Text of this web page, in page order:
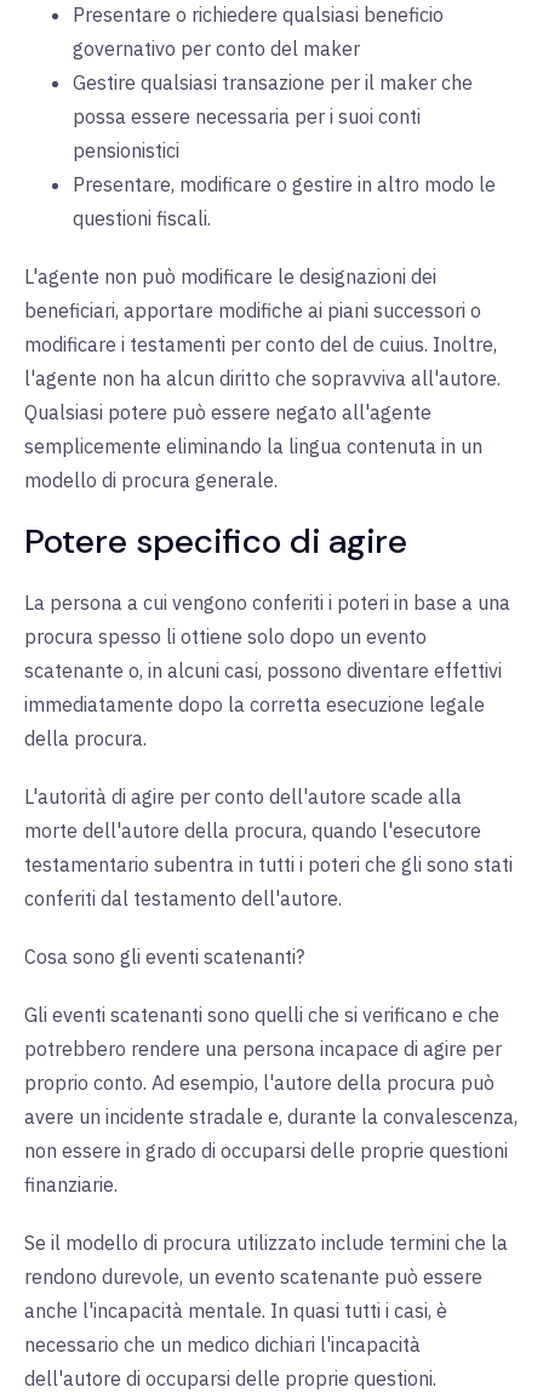
Presentare o richiedere qualsiasi beneficio
governativo per conto del maker
Gestire qualsiasi transazione per il maker che
possa essere necessaria per i suoi conti
pensionistici
Presentare, modificare o gestire in altro modo le
questioni fiscali.
L'agente non può modificare le designazioni dei
beneficiari, apportare modifiche ai piani successori o
modificare i testamenti per conto del de cuius. Inoltre,
l'agente non ha alcun diritto che sopravviva all'autore.
Qualsiasi potere può essere negato all'agente
semplicemente eliminando la lingua contenuta in un
modello di procura generale.
Potere specifico di agire
La persona a cui vengono conferiti i poteri in base a una
procura spesso li ottiene solo dopo un evento
scatenante o, in alcuni casi, possono diventare effettivi
immediatamente dopo la corretta esecuzione legale
della procura.
L'autorità di agire per conto dell'autore scade alla
morte dell'autore della procura, quando l'esecutore
testamentario subentra in tutti i poteri che gli sono stati
conferiti dal testamento dell'autore.
Cosa sono gli eventi scatenanti?
Gli eventi scatenanti sono quelli che si verificano e che
potrebbero rendere una persona incapace di agire per
proprio conto. Ad esempio, l'autore della procura può
avere un incidente stradale e, durante la convalescenza,
non essere in grado di occuparsi delle proprie questioni
finanziarie.
Se il modello di procura utilizzato include termini che la
rendono durevole, un evento scatenante può essere
anche l'incapacità mentale. In quasi tutti i casi, è
necessario che un medico dichiari l'incapacità
dell'autore di occuparsi delle proprie questioni.